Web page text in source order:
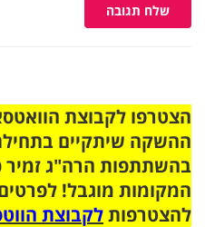
שלח תגובה
ההשקה שיתקיים
בהשתתפות הרה"ג
המקומות מוגבל!
להצטרפותלקבוצת